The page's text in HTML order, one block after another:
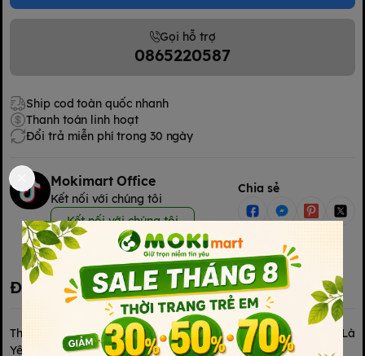
Gọi hỗ trợ
0865220587
Ship cod toàn quốc nhanh
Thanh toán linh hoạt
Đổi trả miễn phí trong 30 ngày
Mokimart Office
Kết nối với chúng tôi
Kết nối với chúng tôi
Chia sẻ
Đặc điểm nổi bật
Thú Bông Alpaca Nutifood Sweden – Bé Ôm Là Mê, Mẹ Nhìn Là
Yêu